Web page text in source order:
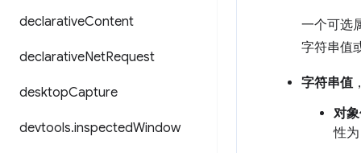
declarativeContent
declarativeNetRequest
desktopCapture
devtools.inspectedWindow
一个可选
字符串值
字符串值
对
性